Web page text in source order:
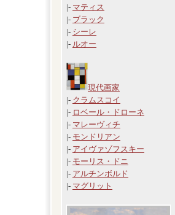
|- マティス
|- ブラック
|- シーレ
|- ルオー
現代画家
|- クラムスコイ
|- ロベール・ドローネ
|- マレーヴィチ
|- モンドリアン
|- アイヴァゾフスキー
|- モーリス・ドニ
|- アルチンボルド
|- マグリット